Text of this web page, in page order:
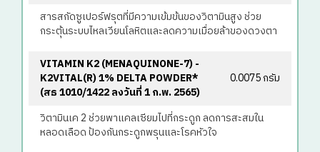
สารสกัดซูเปอร์ฟรุตที่มีความเข้มข้นของวิตามินสูง ช่วย
กระตุ้นระบบไหลเวียนโลหิตและลดความเมื่อยล้าของดวงตา
VITAMIN K2 (MENAQUINONE-7) -
K2VITAL(R) 1% DELTA POWDER*
(สธ 1010/1422 ลงวันที่ 1 ก.พ. 2565)
0.0075 กรัม
วิตามินเค 2 ช่วยพาแคลเซียมไปที่กระดูก ลดการสะสมใน
หลอดเลือด ป้องกันกระดูกพรุนและโรคหัวใจ